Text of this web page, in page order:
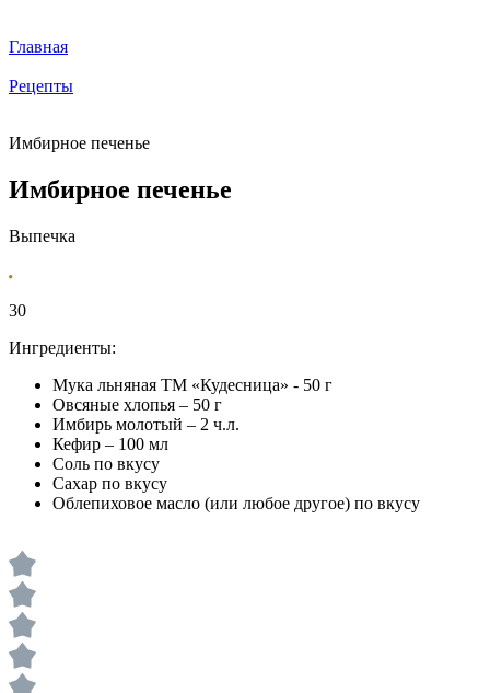
Главная
Рецепты
Имбирное печенье
Имбирное печенье
Выпечка
30
Ингредиенты:
Мука льняная ТМ «Кудесница» - 50 г
Овсяные хлопья – 50 г
Имбирь молотый – 2 ч.л.
Кефир – 100 мл
Соль по вкусу
Сахар по вкусу
Облепиховое масло (или любое другое) по вкусу